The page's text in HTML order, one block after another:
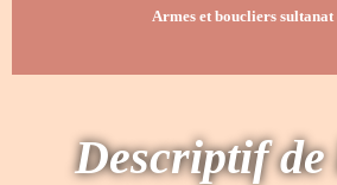
Armes et boucliers sultanat
Descriptif